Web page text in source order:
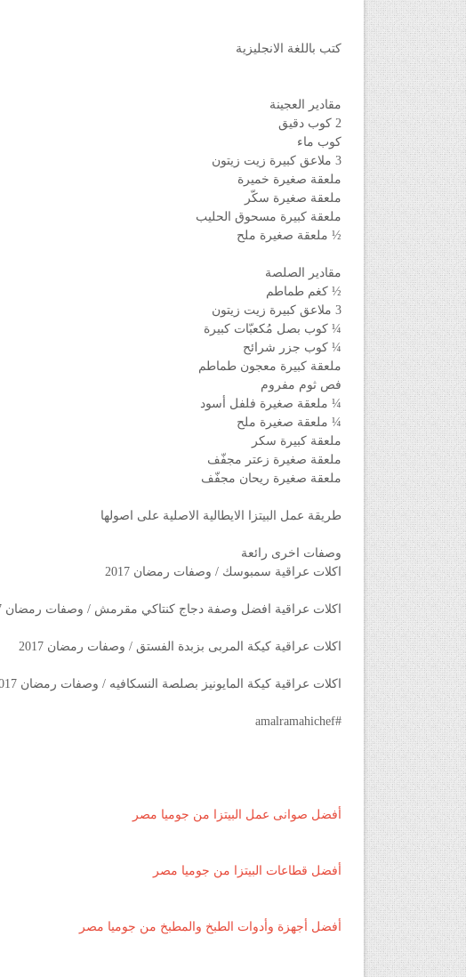
كتب باللغة الانجليزية
مقادير العجينة
2 كوب دقيق
كوب ماء
3 ملاعق كبيرة زيت زيتون
ملعقة صغيرة خميرة
ملعقة صغيرة سكّر
ملعقة كبيرة مسحوق الحليب
½ ملعقة صغيرة ملح
مقادير الصلصة
½ كغم طماطم
3 ملاعق كبيرة زيت زيتون
¼ كوب بصل مُكعبّات كبيرة
¼ كوب جزر شرائح
ملعقة كبيرة معجون طماطم
فص ثوم مفروم
¼ ملعقة صغيرة فلفل أسود
¼ ملعقة صغيرة ملح
ملعقة كبيرة سكر
ملعقة صغيرة زعتر مجفّف
ملعقة صغيرة ريحان مجفّف
طريقة عمل البيتزا الايطالية الاصلية على اصولها
وصفات اخرى رائعة
اكلات عراقية سمبوسك / وصفات رمضان 2017
اكلات عراقية افضل وصفة دجاج كنتاكي مقرمش / وصفات رمضان 2017
اكلات عراقية كيكة المربى بزبدة الفستق / وصفات رمضان 2017
اكلات عراقية كيكة المايونيز بصلصة النسكافيه / وصفات رمضان 2017
#amalramahichef
أفضل صوانى عمل البيتزا من جوميا مصر
أفضل قطاعات البيتزا من جوميا مصر
أفضل أجهزة وأدوات الطبخ والمطبخ من جوميا مصر